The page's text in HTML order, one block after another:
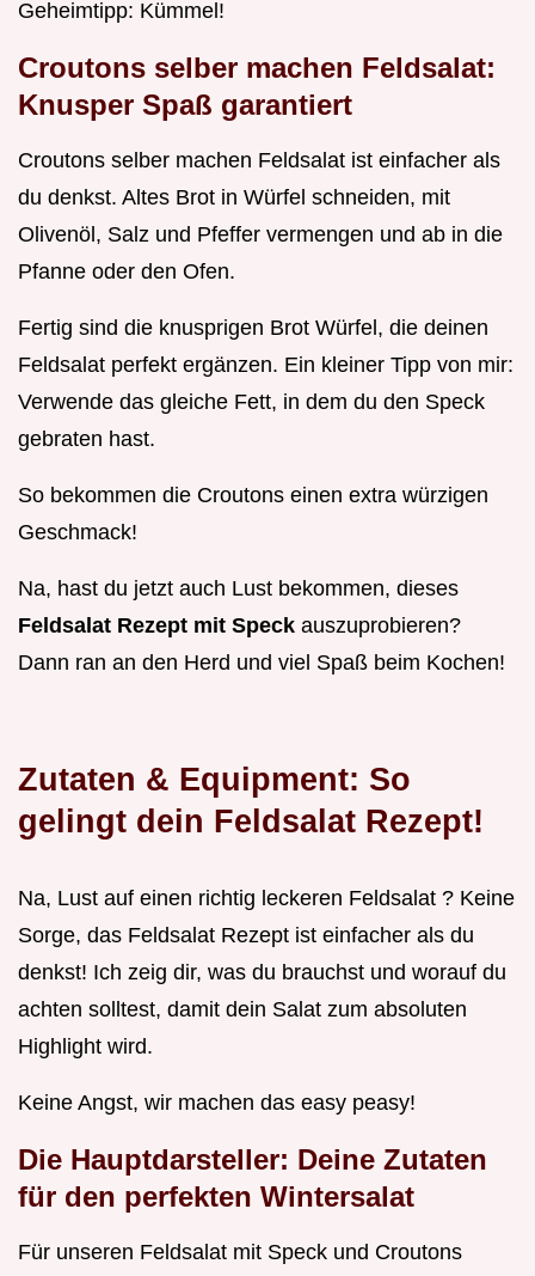
Geheimtipp: Kümmel!
Croutons selber machen Feldsalat:
Knusper Spaß garantiert
Croutons selber machen Feldsalat ist einfacher als
du denkst. Altes Brot in Würfel schneiden, mit
Olivenöl, Salz und Pfeffer vermengen und ab in die
Pfanne oder den Ofen.
Fertig sind die knusprigen Brot Würfel, die deinen
Feldsalat perfekt ergänzen. Ein kleiner Tipp von mir:
Verwende das gleiche Fett, in dem du den Speck
gebraten hast.
So bekommen die Croutons einen extra würzigen
Geschmack!
Na, hast du jetzt auch Lust bekommen, dieses
Feldsalat Rezept mit Speck auszuprobieren?
Dann ran an den Herd und viel Spaß beim Kochen!
Zutaten & Equipment: So
gelingt dein Feldsalat Rezept!
Na, Lust auf einen richtig leckeren Feldsalat ? Keine
Sorge, das Feldsalat Rezept ist einfacher als du
denkst! Ich zeig dir, was du brauchst und worauf du
achten solltest, damit dein Salat zum absoluten
Highlight wird.
Keine Angst, wir machen das easy peasy!
Die Hauptdarsteller: Deine Zutaten
für den perfekten Wintersalat
Für unseren Feldsalat mit Speck und Croutons